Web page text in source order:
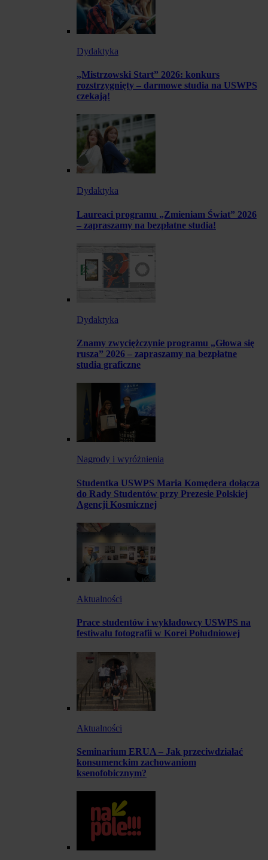
Dydaktyka
„Mistrzowski Start” 2026: konkurs
rozstrzygnięty – darmowe studia na USWPS
czekają!
Dydaktyka
Laureaci programu „Zmieniam Świat” 2026
– zapraszamy na bezpłatne studia!
Dydaktyka
Znamy zwyciężczynie programu „Głowa się
rusza” 2026 – zapraszamy na bezpłatne
studia graficzne
Nagrody i wyróżnienia
Studentka USWPS Maria Komędera dołącza
do Rady Studentów przy Prezesie Polskiej
Agencji Kosmicznej
Aktualności
Prace studentów i wykładowcy USWPS na
festiwalu fotografii w Korei Południowej
Aktualności
Seminarium ERUA – Jak przeciwdziałać
konsumenckim zachowaniom
ksenofobicznym?